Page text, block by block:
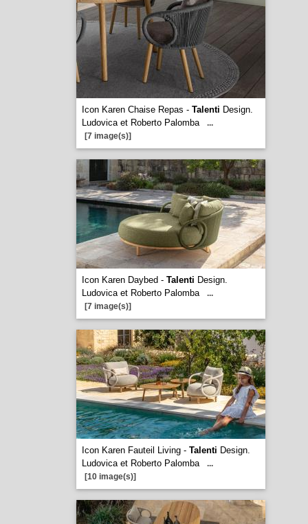
Icon Karen Chaise Repas - Talenti Design.
Ludovica et Roberto Palomba
...
[7 image(s)]
Icon Karen Daybed - Talenti Design.
Ludovica et Roberto Palomba
...
[7 image(s)]
Icon Karen Fauteil Living - Talenti Design.
Ludovica et Roberto Palomba
...
[10 image(s)]